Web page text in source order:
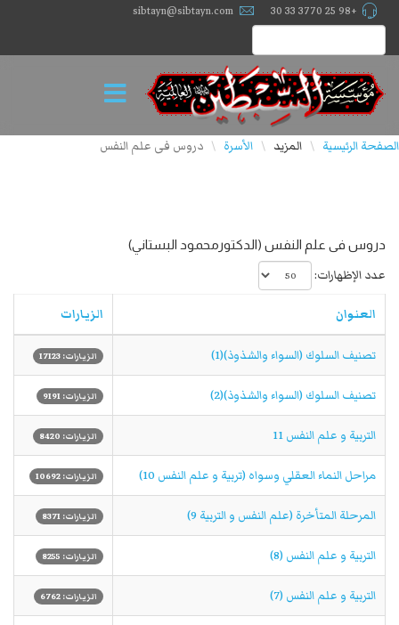
+98 25 3770 33 30
sibtayn@sibtayn.com
الصفحة الرئيسية \ المزيد \ الأسرة \ دروس فی علم النفس
دروس فی علم النفس (الدكتورمحمود البستاني)
عدد الإظهارات:
العنوان الزيارات
تصنيف السلوك (السواء والشذوذ)(1) الزيارات: 17123
تصنيف السلوك (السواء والشذوذ)(2) الزيارات: 9191
التربية و علم النفس 11 الزيارات: 8420
مراحل النماء العقلي وسواه (تربية و علم النفس 10) الزيارات: 10692
المرحلة المتأخرة (علم النفس و التربية 9) الزيارات: 8371
التربية و علم النفس (8) الزيارات: 8255
التربية و علم النفس (7) الزيارات: 6762